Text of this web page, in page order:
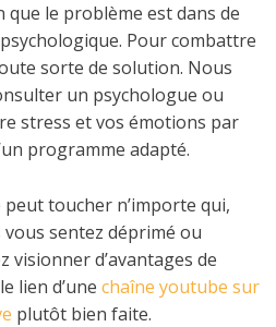
que le problème est dans de
Pour combattre
sorte de solution. Nous
un psychologue ou
stress et vos émotions par
programme adapté.
toucher n’importe qui,
sentez déprimé ou
visionner d’avantages de
lien d’une chaîne youtube sur
plutôt bien faite.